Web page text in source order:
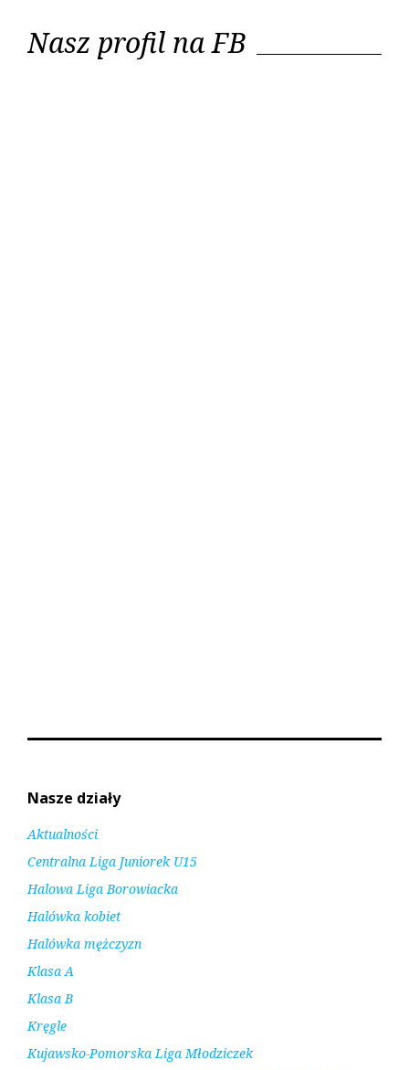
Nasz profil na FB
Nasze działy
Aktualności
Centralna Liga Juniorek U15
Halowa Liga Borowiacka
Halówka kobiet
Halówka mężczyzn
Klasa A
Klasa B
Kręgle
Kujawsko-Pomorska Liga Młodziczek